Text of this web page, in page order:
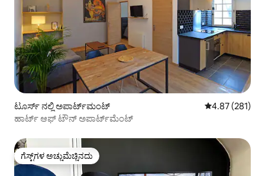
ಟೂರ್ಸ್ ನಲ್ಲಿ ಅಪಾರ್ಟ್‌ಮಂಟ್ 5 ರಲ್ಲಿ 4.87
4.87 (281)
ಹಾರ್ಟ್ ಆಫ್ ಟೌನ್ ಅಪಾರ್ಟ್‌ಮೆಂಟ್
ಗೆಸ್ಟ್‌ಗಳ ಅಚ್ಚುಮೆಚ್ಚಿನದು
ಗೆಸ್ಟ್‌ಗಳ ಅಚ್ಚುಮೆಚ್ಚಿನದು